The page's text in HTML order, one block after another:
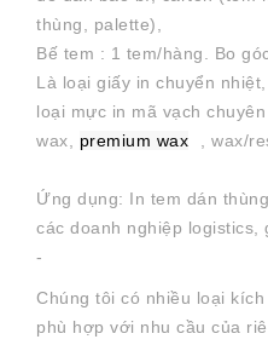
thùng, palette),
Bế tem : 1 tem/hàng. Bo
Là loại giấy in chuyển
loại mực in mã vạch
wax, premium wax , wax/
Ứng dụng: In tem dán
các doanh nghiệp logistics,
-
Chúng tôi có nhiều loại
phù hợp với nhu cầu của